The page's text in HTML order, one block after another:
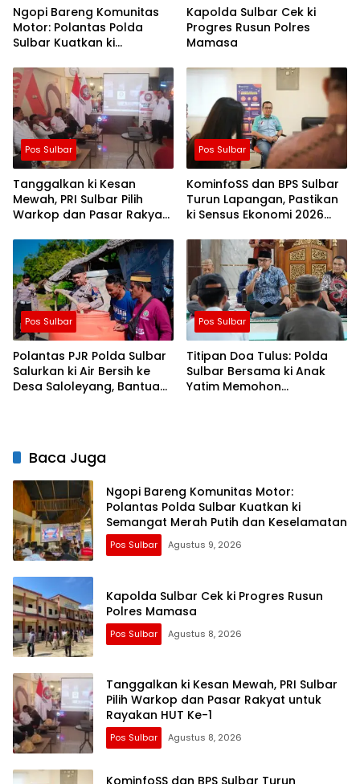
Ngopi Bareng Komunitas
Motor: Polantas Polda
Sulbar Kuatkan ki
Keselamatan
Kapolda Sulbar Cek ki
Progres Rusun Polres
Mamasa
Pos Sulbar
Tanggalkan ki Kesan
Mewah, PRI Sulbar Pilih
Warkop dan Pasar Rakyat
Pos Sulbar
KominfoSS dan BPS Sulbar
Turun Lapangan, Pastikan
ki Sensus Ekonomi 2026
Akurat
Pos Sulbar
Polantas PJR Polda Sulbar
Salurkan ki Air Bersih ke
Desa Saloleyang, Bantuan
Pos Sulbar
Titipan Doa Tulus: Polda
Sulbar Bersama ki Anak
Yatim Memohon
Baca Juga
Ngopi Bareng Komunitas Motor:
Polantas Polda Sulbar Kuatkan ki
Semangat Merah Putih dan Keselamatan
Pos Sulbar Agustus 9, 2026
Kapolda Sulbar Cek ki Progres Rusun
Polres Mamasa
Pos Sulbar Agustus 8, 2026
Tanggalkan ki Kesan Mewah, PRI Sulbar
Pilih Warkop dan Pasar Rakyat untuk
Rayakan HUT Ke-1
Pos Sulbar Agustus 8, 2026